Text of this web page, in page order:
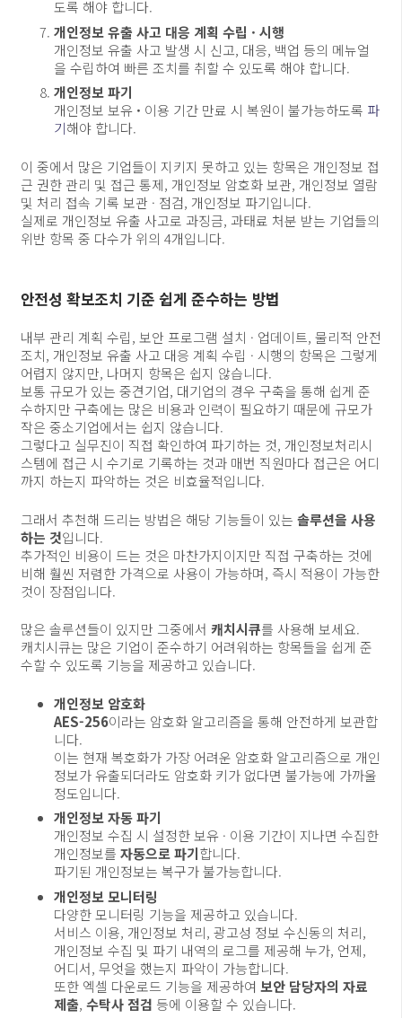
도록 해야 합니다.
개인정보 유출 사고 대응 계획 수립 · 시행
개인정보 유출 사고 발생 시 신고, 대응, 백업 등의 메뉴얼
을 수립하여 빠른 조치를 취할 수 있도록 해야 합니다.
개인정보 파기
개인정보 보유 · 이용 기간 만료 시 복원이 불가능하도록 파
기해야 합니다.
이 중에서 많은 기업들이 지키지 못하고 있는 항목은 개인정보 접
근 권한 관리 및 접근 통제, 개인정보 암호화 보관, 개인정보 열람
및 처리 접속 기록 보관 · 점검, 개인정보 파기입니다.
실제로 개인정보 유출 사고로 과징금, 과태료 처분 받는 기업들의
위반 항목 중 다수가 위의 4개입니다.
안전성 확보조치 기준 쉽게 준수하는 방법
내부 관리 계획 수립, 보안 프로그램 설치 · 업데이트, 물리적 안전
조치, 개인정보 유출 사고 대응 계획 수립 · 시행의 항목은 그렇게
어렵지 않지만, 나머지 항목은 쉽지 않습니다.
보통 규모가 있는 중견기업, 대기업의 경우 구축을 통해 쉽게 준
수하지만 구축에는 많은 비용과 인력이 필요하기 때문에 규모가
작은 중소기업에서는 쉽지 않습니다.
그렇다고 실무진이 직접 확인하여 파기하는 것, 개인정보처리시
스템에 접근 시 수기로 기록하는 것과 매번 직원마다 접근은 어디
까지 하는지 파악하는 것은 비효율적입니다.
그래서 추천해 드리는 방법은 해당 기능들이 있는 솔루션을 사용
하는 것입니다.
추가적인 비용이 드는 것은 마찬가지이지만 직접 구축하는 것에
비해 훨씬 저렴한 가격으로 사용이 가능하며, 즉시 적용이 가능한
것이 장점입니다.
많은 솔루션들이 있지만 그중에서 캐치시큐를 사용해 보세요.
캐치시큐는 많은 기업이 준수하기 어려워하는 항목들을 쉽게 준
수할 수 있도록 기능을 제공하고 있습니다.
개인정보 암호화
AES-256이라는 암호화 알고리즘을 통해 안전하게 보관합
니다.
이는 현재 복호화가 가장 어려운 암호화 알고리즘으로 개인
정보가 유출되더라도 암호화 키가 없다면 불가능에 가까울
정도입니다.
개인정보 자동 파기
개인정보 수집 시 설정한 보유 · 이용 기간이 지나면 수집한
개인정보를 자동으로 파기합니다.
파기된 개인정보는 복구가 불가능합니다.
개인정보 모니터링
다양한 모니터링 기능을 제공하고 있습니다.
서비스 이용, 개인정보 처리, 광고성 정보 수신동의 처리,
개인정보 수집 및 파기 내역의 로그를 제공해 누가, 언제,
어디서, 무엇을 했는지 파악이 가능합니다.
또한 엑셀 다운로드 기능을 제공하여 보안 담당자의 자료
제출, 수탁사 점검 등에 이용할 수 있습니다.